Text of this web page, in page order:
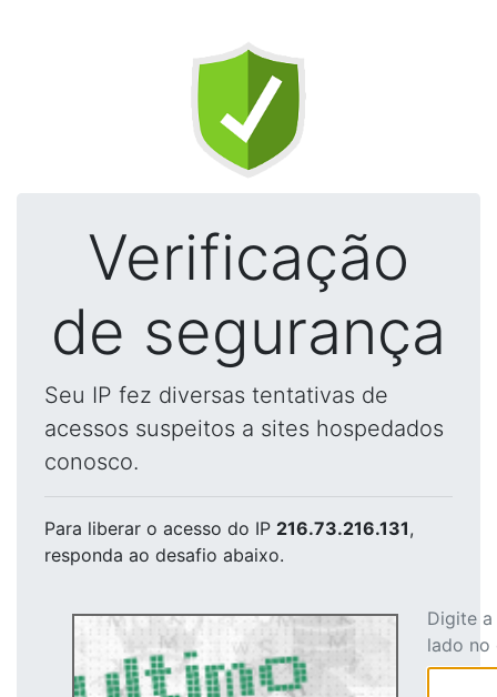
Verificação
de segurança
Seu IP fez diversas tentativas de
acessos suspeitos a sites hospedados
conosco.
Para liberar o acesso do IP 216.73.216.131,
responda ao desafio abaixo.
Digite
lado no